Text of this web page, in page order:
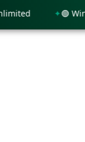
🟢 WinRAR